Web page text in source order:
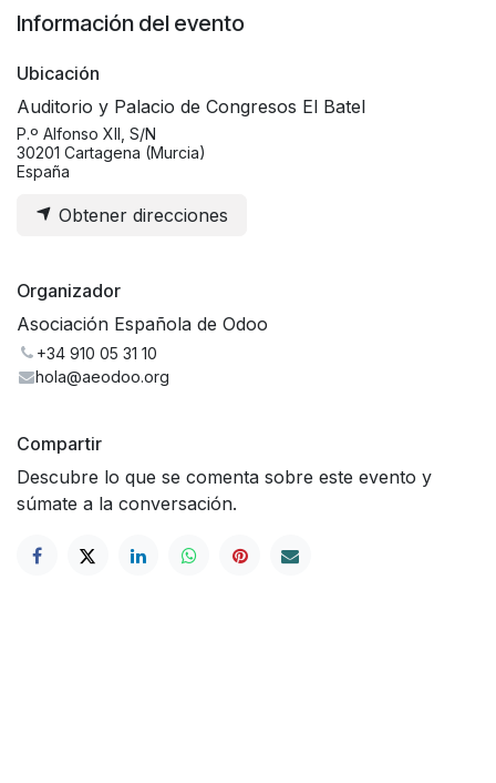
Información del evento
Ubicación
Auditorio y Palacio de Congresos El Batel
P.º Alfonso XII, S/N
30201 Cartagena (Murcia)
España
Obtener direcciones
Organizador
Asociación Española de Odoo
+34 910 05 31 10
hola@aeodoo.org
Compartir
Descubre lo que se comenta sobre este evento y
súmate a la conversación.